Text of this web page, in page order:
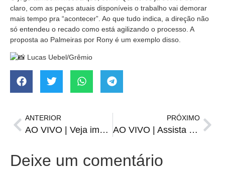
claro, com as peças atuais disponíveis o trabalho vai demorar
mais tempo pra “acontecer”. Ao que tudo indica, a direção não
só entendeu o recado como está agilizando o processo. A
proposta ao Palmeiras por Rony é um exemplo disso.
Lucas Uebel/Grêmio
ANTERIOR
AO VIVO | Veja imagens das ruas de Santiago em tempo real
PRÓXIMO
AO VIVO | Assista o FIM DE TARDE desta quarta-feira, 12 de fevereiro
Deixe um comentário